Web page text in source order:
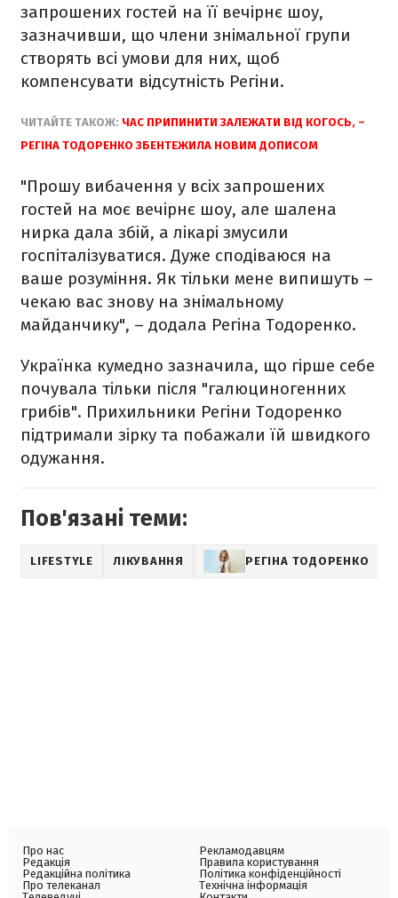
запрошених гостей на її вечірнє шоу,
зазначивши, що члени знімальної групи
створять всі умови для них, щоб
компенсувати відсутність Регіни.
ЧИТАЙТЕ ТАКОЖ: ЧАС ПРИПИНИТИ ЗАЛЕЖАТИ ВІД КОГОСЬ, –
РЕГІНА ТОДОРЕНКО ЗБЕНТЕЖИЛА НОВИМ ДОПИСОМ
"Прошу вибачення у всіх запрошених
гостей на моє вечірнє шоу, але шалена
нирка дала збій, а лікарі змусили
госпіталізуватися. Дуже сподіваюся на
ваше розуміння. Як тільки мене випишуть –
чекаю вас знову на знімальному
майданчику", – додала Регіна Тодоренко.
Українка кумедно зазначила, що гірше себе
почувала тільки після "галюциногенних
грибів". Прихильники Регіни Тодоренко
підтримали зірку та побажали їй швидкого
одужання.
Пов'язані теми:
LIFESTYLE ЛІКУВАННЯ РЕГІНА ТОДОРЕНКО
Про нас
Редакція
Редакційна політика
Про телеканал
Рекламодавцям
Правила користування
Політика конфіденційності
Технічна інформація